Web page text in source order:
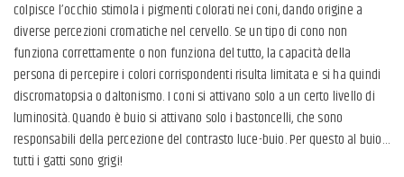
colpisce l’occhio stimola i pigmenti colorati nei coni, dando origine a
diverse percezioni cromatiche nel cervello. Se un tipo di cono non
funziona correttamente o non funziona del tutto, la capacità della
persona di percepire i colori corrispondenti risulta limitata e si ha quindi
discromatopsia o daltonismo. I coni si attivano solo a un certo livello di
luminosità. Quando è buio si attivano solo i bastoncelli, che sono
responsabili della percezione del contrasto luce-buio. Per questo al buio…
tutti i gatti sono grigi!